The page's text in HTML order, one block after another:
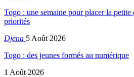
Togo : une semaine pour placer la
priorités
Djena 5 Août 2026
Togo : des jeunes formés au numérique
1 Août 2026